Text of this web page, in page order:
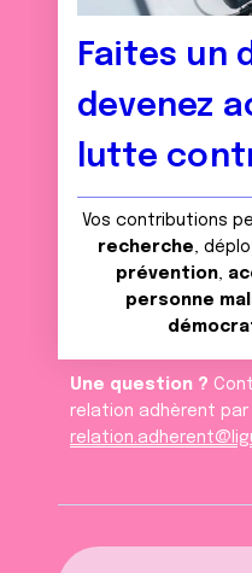
Faites un
devenez
lutte
Vos contributions
recherche,
prévention,
personne
Une question ?
relation adhèrent par